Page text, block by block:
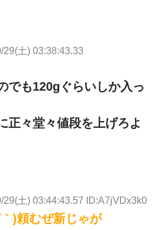
29(土) 03:38:43.33
でも120gぐらいしか入っ
正々堂々値段を上げろよ
29(土) 03:44:43.57 ID:A7jVDx3k0
)頼むぜ新じゃが